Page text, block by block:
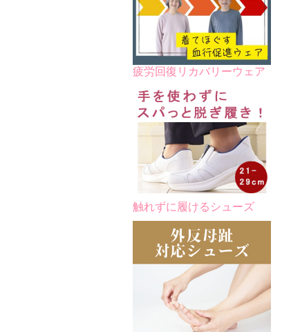
疲労回復リカバリーウェア
触れずに履けるシューズ